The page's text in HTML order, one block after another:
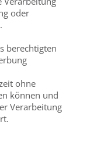
oder
berechtigten
ohne
können und
Verarbeitung